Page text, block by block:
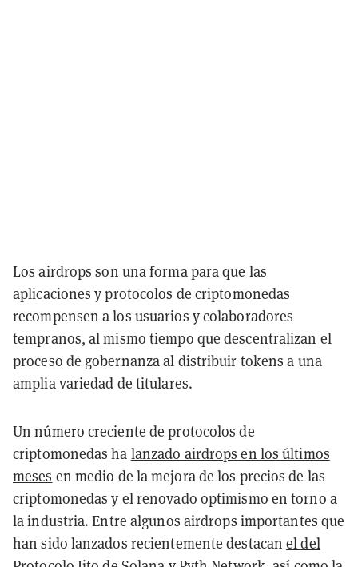
Los airdrops son una forma para que las
aplicaciones y protocolos de criptomonedas
recompensen a los usuarios y colaboradores
tempranos, al mismo tiempo que descentralizan el
proceso de gobernanza al distribuir tokens a una
amplia variedad de titulares.
Un número creciente de protocolos de
criptomonedas ha lanzado airdrops en los últimos
meses en medio de la mejora de los precios de las
criptomonedas y el renovado optimismo en torno a
la industria. Entre algunos airdrops importantes que
han sido lanzados recientemente destacanel del